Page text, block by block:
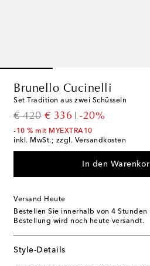
Brunello Cucinelli
Set Tradition aus zwei Schüsseln
€ 420
original price
€ 336
discount price
-20%
-10 % mit MYEXTRA10
inkl. MwSt.; zzgl. Versandkosten
In den
Versand Heute
Bestellen Sie innerhalb von 4 Stunden
Bestellung wird noch heute versandt.
Style-Details